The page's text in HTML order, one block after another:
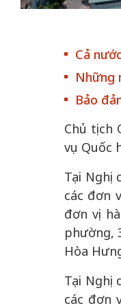
Cả
Những
Bảo
Chủ tịch
vụ Quốc
Tại Nghị
các đơn
đơn vị
phường,
Hòa
Tại Nghị
các đơn
Hà Nội
không
mới - Kỳ 5:
lăng